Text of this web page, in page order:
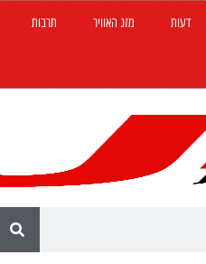
דעות מזג האוויר תרבות